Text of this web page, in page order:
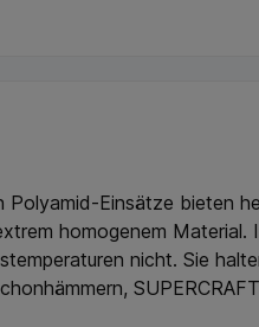
Einsätze bieten
homogenem
nicht. Sie